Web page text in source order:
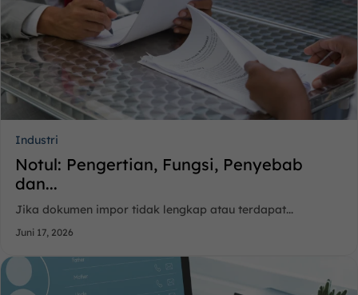
Industri
Notul: Pengertian, Fungsi, Penyebab
dan...
Jika dokumen impor tidak lengkap atau terdapat...
Juni 17, 2026